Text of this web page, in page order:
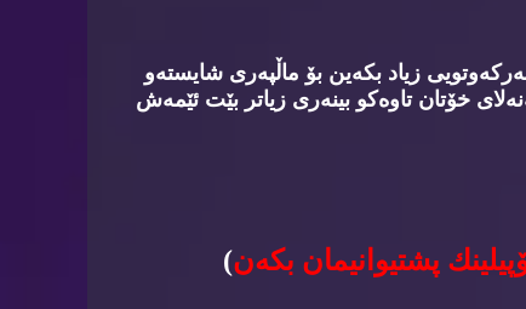
زیاد بكه‌ین بۆ ماڵپه‌ری شایسته‌و
خۆتان تاوه‌كو بینه‌ری زیاتر بێت ئێمه‌ش
پشتیوانیمان بكه‌ن)